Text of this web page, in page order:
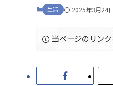
生活 2025年3月24
当ページのリン